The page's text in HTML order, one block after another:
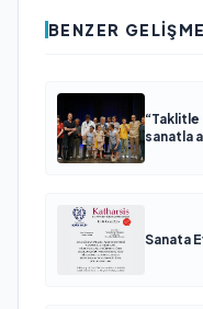
BENZER
“Taklitle
sanatla
Sanata